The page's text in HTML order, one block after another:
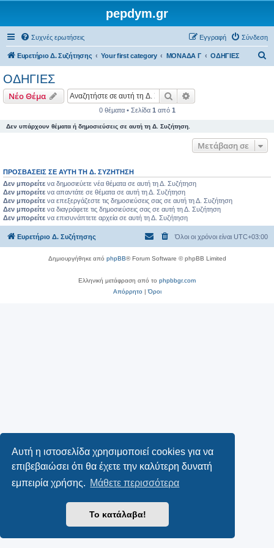
Αυτή η ιστοσελίδα χρησιμοποιεί cookies για να
επιβεβαιώσει ότι θα έχετε την καλύτερη δυνατή
εμπειρία χρήσης. Μάθετε περισσότερα
Το κατάλαβα!
pepdym.gr
Συχνές ερωτήσεις Σύνδεση
Εγγραφή
Ευρετήριο Δ. Συζήτησης Your first category ΜΟΝΑΔΑ Γ ΟΔΗΓΙΕΣ
ΟΔΗΓΙΕΣ
Νέο Θέμα Αναζήτηση
0 θέματα • Σελίδα 1 από 1
Δεν υπάρχουν θέματα ή δημοσιεύσεις σε αυτή τη Δ. Συζήτηση.
Μετάβαση σε
ΠΡΟΣΒΆΣΕΙΣ ΣΕ ΑΥΤΉ ΤΗ Δ. ΣΥΖΉΤΗΣΗ
Δεν μπορείτε να δημοσιεύετε νέα θέματα σε αυτή τη Δ. Συζήτηση
Δεν μπορείτε να απαντάτε σε θέματα σε αυτή τη Δ. Συζήτηση
Δεν μπορείτε να επεξεργάζεστε τις δημοσιεύσεις σας σε αυτή τη Δ. Συζήτηση
Δεν μπορείτε να διαγράφετε τις δημοσιεύσεις σας σε αυτή τη Δ. Συζήτηση
Δεν μπορείτε να επισυνάπτετε αρχεία σε αυτή τη Δ. Συζήτηση
Ευρετήριο Δ. Συζήτησης Όλοι οι χρόνοι είναι UTC+03:00
Δημιουργήθηκε από phpBB® Forum Software © phpBB Limited
Ελληνική μετάφραση από το phpbbgr.com
Απόρρητο|Όροι